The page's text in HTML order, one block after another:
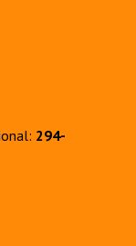
294-